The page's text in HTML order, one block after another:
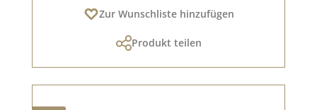
Zur Wunschliste hinzufügen
Produkt teilen